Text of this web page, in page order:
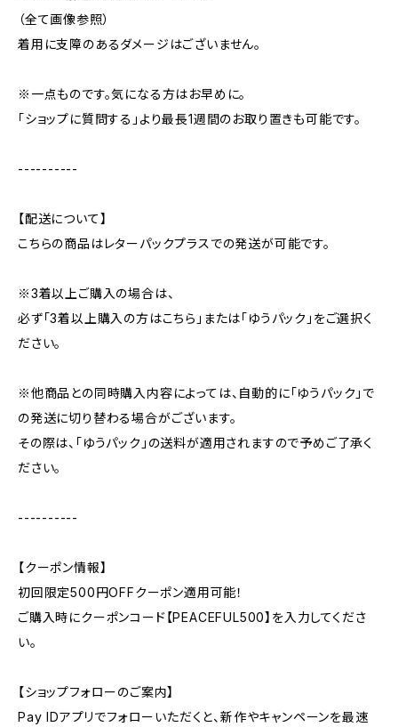
（全て画像参照）
着用に支障のあるダメージはございません。
※一点ものです。気になる方はお早めに。
「ショップに質問する」より最長1週間のお取り置きも可能です。
----------
【配送について】
こちらの商品はレターパックプラスでの発送が可能です。
※3着以上ご購入の場合は、
必ず「3着以上購入の方はこちら」または「ゆうパック」をご選択く
ださい。
※他商品との同時購入内容によっては、自動的に「ゆうパック」で
の発送に切り替わる場合がございます。
その際は、「ゆうパック」の送料が適用されますので予めご了承く
ださい。
----------
【クーポン情報】
初回限定500円OFFクーポン適用可能！
ご購入時にクーポンコード【PEACEFUL500】を入力してくださ
い。
【ショップフォローのご案内】
Pay IDアプリでフォローいただくと、新作やキャンペーンを最速